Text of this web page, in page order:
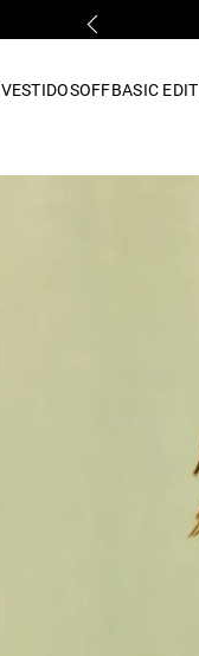
VESTIDOSOFFBASIC EDIT